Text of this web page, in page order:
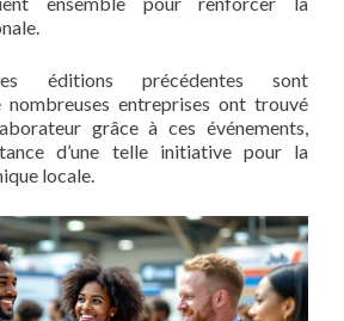
éditions précédentes sont
nombreuses entreprises ont trouvé
grâce à ces événements,
d’une telle initiative pour la
locale.